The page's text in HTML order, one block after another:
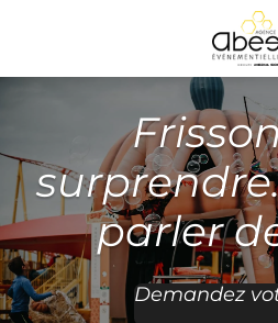
contenu
parler
Demandez